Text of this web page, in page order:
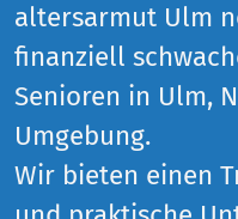
altersarmut Ulm
finanziell
Senioren in Ulm,
Umgebung.
Wir bieten einen